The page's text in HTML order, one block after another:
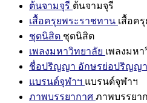
ต้นจามจุรี ต้นจามจุรี
เสื้อครุยพระราชทาน เสื้อค
ชุดนิสิต ชุดนิสิต
เพลงมหาวิทยาลัย เพลงมห
ชื่อปริญญา อักษรย่อปริญญา
แบรนด์จุฬาฯ แบรนด์จุฬาฯ
ภาพบรรยากาศ ภาพบรรยา